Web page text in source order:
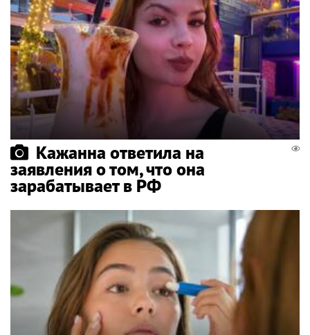
Кажанна ответила на
заявления о том, что она
зарабатывает в РФ